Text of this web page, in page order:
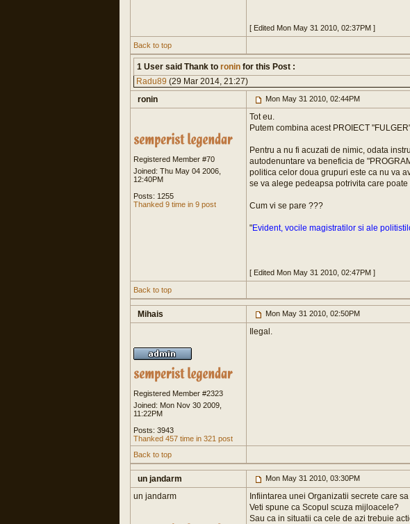
[ Edited Mon May 31 2010, 02:37PM ]
Back to top
1 User said Thank to ronin for this Post :
Radu89 (29 Mar 2014, 21:27)
ronin
Mon May 31 2010, 02:44PM
Registered Member #70
Joined: Thu May 04 2006,
12:40PM
Posts: 1255
Thanked 9 time in 9 post
Tot eu.
Putem combina acest PROIECT
Pentru a nu fi acuzati de nimic, odata
autodenuntare va beneficia de
politica celor doua grupuri este ca nu va
se va alege pedeapsa potrivita care
Cum vi se pare ???
"Evident, vocile magistratilor si ale
[ Edited Mon May 31 2010, 02:47PM ]
Back to top
Mihais Mon May 31 2010, 02:50PM
Registered Member #2323
Joined: Mon Nov 30 2009,
11:22PM
Posts: 3943
Thanked 457 time in 321 post
Ilegal.
Back to top
un jandarm Mon May 31 2010, 03:30PM
un jandarm Infiintarea unei Organizatii secrete care
Veti spune ca Scopul scuza mijloacele?
Sau ca in situatii ca cele de azi trebuie